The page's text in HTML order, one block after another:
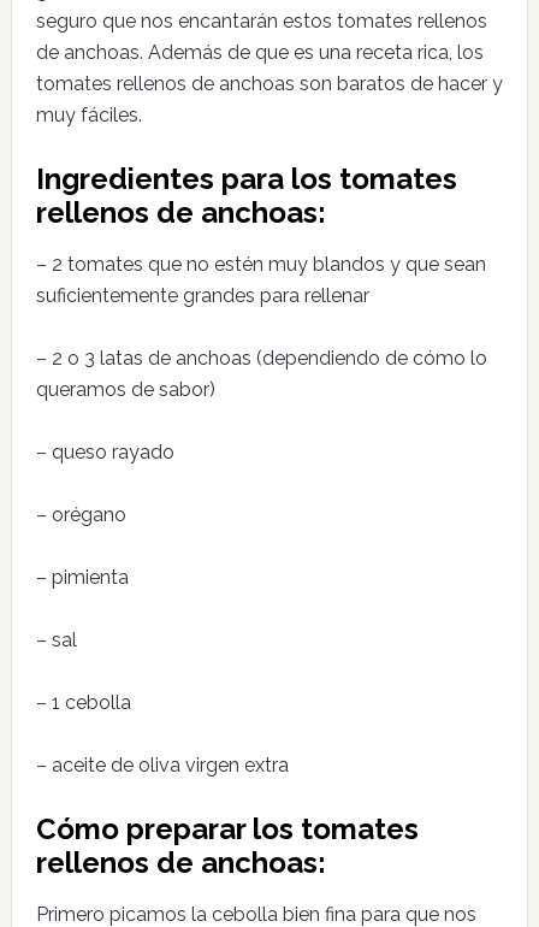
seguro que nos encantarán estos tomates rellenos
de anchoas. Además de que es una receta rica, los
tomates rellenos de anchoas son baratos de hacer y
muy fáciles.
Ingredientes para los tomates
rellenos de anchoas:
– 2 tomates que no estén muy blandos y que sean
suficientemente grandes para rellenar
– 2 o 3 latas de anchoas (dependiendo de cómo lo
queramos de sabor)
– queso rayado
– orégano
– pimienta
– sal
– 1 cebolla
– aceite de oliva virgen extra
Cómo preparar los tomates
rellenos de anchoas:
Primero picamos la cebolla bien fina para que nos